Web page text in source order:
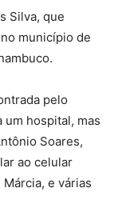
Silva, que
município de
pelo
um hospital, mas
Soares,
ao celular
e várias